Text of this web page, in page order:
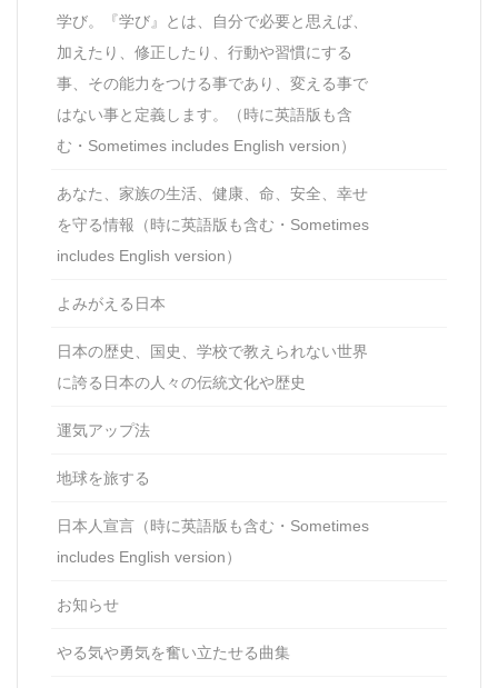
学び。『学び』とは、自分で必要と思えば、
加えたり、修正したり、行動や習慣にする
事、その能力をつける事であり、変える事で
はない事と定義します。（時に英語版も含
む・Sometimes includes English version）
あなた、家族の生活、健康、命、安全、幸せ
を守る情報（時に英語版も含む・Sometimes
includes English version）
よみがえる日本
日本の歴史、国史、学校で教えられない世界
に誇る日本の人々の伝統文化や歴史
運気アップ法
地球を旅する
日本人宣言（時に英語版も含む・Sometimes
includes English version）
お知らせ
やる気や勇気を奮い立たせる曲集